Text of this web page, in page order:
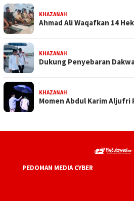
KHAZANAH
Ahmad Ali Waqafkan 14
KHAZANAH
Dukung Penyebaran
KHAZANAH
Momen Abdul Karim
PEDOMAN MEDIA CYBER